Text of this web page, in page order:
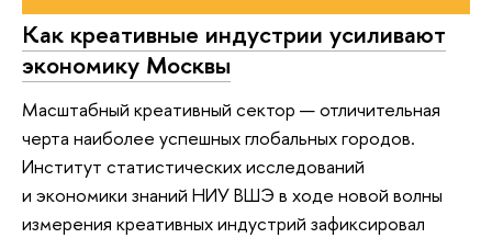
Как креативные индустрии усиливают
экономику Москвы
Масштабный креативный сектор — отличительная
черта наиболее успешных глобальных городов.
Институт статистических исследований
и экономики знаний НИУ ВШЭ в ходе новой волны
измерения креативных индустрий зафиксировал